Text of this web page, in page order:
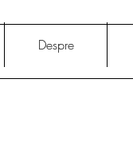
Despre